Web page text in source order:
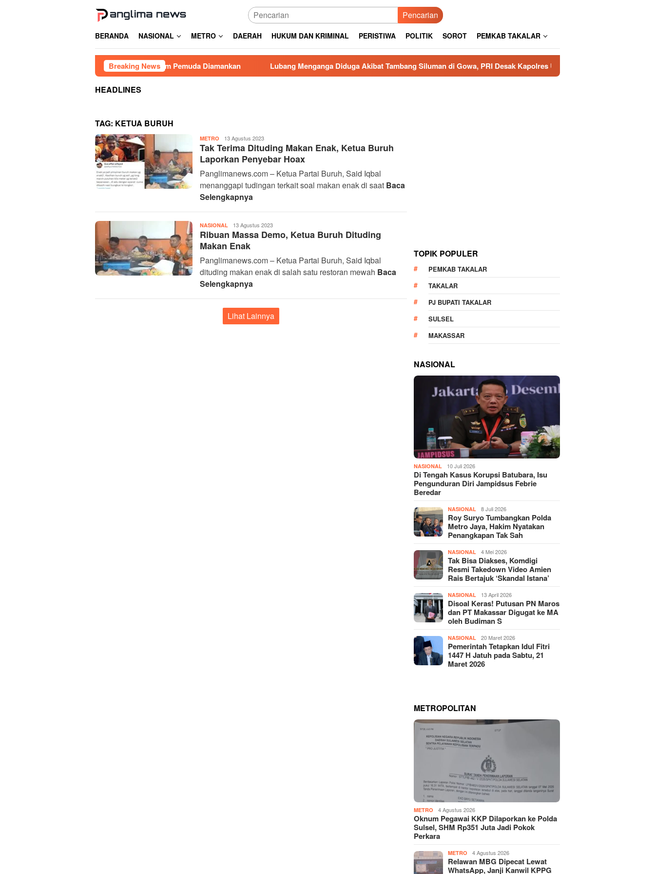
Pencarian
BERANDA NASIONAL METRO DAERAH HUKUM DAN KRIMINAL PERISTIWA POLITIK SOROT PEMKAB TAKALAR
Breaking News
Judi Balap Liar di Gowa, Enam Pemuda Diamankan Lubang Menganga Diduga Akibat Tambang Siluman di Gowa, PRI Desak Kapolres Usut Tuntas
HEADLINES
TAG: KETUA BURUH
METRO Panglima
News
13 Agustus 2023
Tak Terima Dituding Makan Enak, Ketua Buruh
Laporkan Penyebar Hoax
Panglimanews.com – Ketua Partai Buruh, Said Iqbal
menanggapi tudingan terkait soal makan enak di saat Baca
Selengkapnya
NASIONAL Panglima
News
13 Agustus 2023
Ribuan Massa Demo, Ketua Buruh Dituding
Makan Enak
Panglimanews.com – Ketua Partai Buruh, Said Iqbal
dituding makan enak di salah satu restoran mewah Baca
Selengkapnya
Lihat Lainnya
TOPIK POPULER
PEMKAB TAKALAR
TAKALAR
PJ BUPATI TAKALAR
SULSEL
MAKASSAR
NASIONAL
NASIONAL 10 Juli 2026
Di Tengah Kasus Korupsi Batubara, Isu
Pengunduran Diri Jampidsus Febrie
Beredar
NASIONAL 8 Juli 2026
Roy Suryo Tumbangkan Polda
Metro Jaya, Hakim Nyatakan
Penangkapan Tak Sah
NASIONAL 4 Mei 2026
Tak Bisa Diakses, Komdigi
Resmi Takedown Video Amien
Rais Bertajuk ‘Skandal Istana’
NASIONAL 13 April 2026
Disoal Keras! Putusan PN Maros
dan PT Makassar Digugat ke MA
oleh Budiman S
NASIONAL 20 Maret 2026
Pemerintah Tetapkan Idul Fitri
1447 H Jatuh pada Sabtu, 21
Maret 2026
METROPOLITAN
METRO 4 Agustus 2026
Oknum Pegawai KKP Dilaporkan ke Polda
Sulsel, SHM Rp351 Juta Jadi Pokok
Perkara
METRO 4 Agustus 2026
Relawan MBG Dipecat Lewat
WhatsApp, Janji Kanwil KPPG